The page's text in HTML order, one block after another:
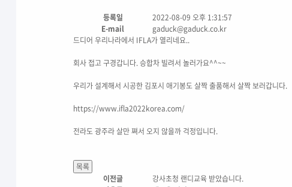
등록일
2022-08-09 오후 1:31:57
E-mail
gaduck@gaduck.co.kr
드디어 우리나라에서 IFLA가 열리네요..
회사 접고 구경갑니다. 승합차 빌려서 놀러가요^^~~
우리가 설계해서 시공한 김포시 애기봉도 살짝 출품해서 살짝 보러갑니다.
https://www.ifla2022korea.com/
전라도 광주라 살만 쪄서 오지 않을까 걱정입니다.
이전글
강사초청 랜디교육 받았습니다.